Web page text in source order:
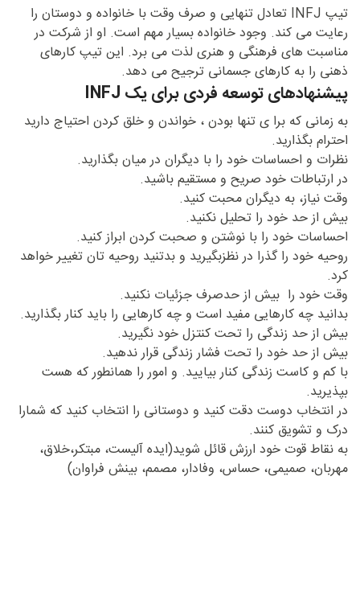
تیپ INFJ تعادل تنهایی و صرف وقت با خانواده و دوستان را
رعایت می کند. وجود خانواده بسیار مهم است. او از شرکت در
مناسبت های فرهنگی و هنری لذت می برد. این تیپ کارهای
ذهنی را به کارهای جسمانی ترجیح می دهد.
پیشنهادهای توسعه فردی برای یک INFJ
به زمانی که برا ی تنها بودن ، خواندن و خلق کردن احتیاج دارید
احترام بگذارید.
نظرات و احساسات خود را با دیگران در میان بگذارید.
در ارتباطات خود صریح و مستقیم باشید.
وقت نیاز، به دیگران محبت کنید.
بیش از حد خود را تحلیل نکنید.
احساسات خود را با نوشتن و صحبت کردن ابراز کنید.
روحیه خود را گذرا در نظزبگیرید و بدتنید روحیه تان تغییر خواهد
کرد.
وقت خود را بیش از حدصرف جزئیات نکنید.
بدانید چه کارهایی مفید است و چه کارهایی را باید کنار بگذارید.
بیش از حد زندگی را تحت کنتزل خود نگیرید.
بیش از حد خود را تحت فشار زندگی قرار ندهید.
با کم و کاست زندگی کنار بیایید. و امور را همانطور که هست
بپذیرید.
در انتخاب دوست دقت کنید و دوستانی را انتخاب کنید که شمارا
درک و تشویق کنند.
به نقاط قوت خود ارزش قائل شوید(ایده آلیست، مبتکر،خلاق،
مهربان، صمیمی، حساس، وفادار، مصمم، بینش فراوان)